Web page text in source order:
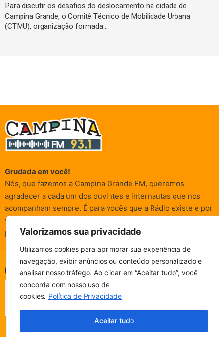
Valorizamos sua privacidade
Utilizamos cookies para aprimorar sua experiência de
navegação, exibir anúncios ou conteúdo personalizado e
analisar nosso tráfego. Ao clicar em “Aceitar tudo”, você
concorda com nosso uso de
cookies. Política de Privacidade
Aceitar tudo
CAMPINA FM - AO VIVO
ESCUTE SEM PARAR!
Para discutir os desafios do deslocamento na cidade de
Campina Grande, o Comitê Técnico de Mobilidade Urbana
(CTMU), organização formada…
Grudada em você!
Nós, que fazemos a Campina Grande FM, queremos
agradecer a cada um dos ouvintes e internautas que nos
acompanham sempre. É para vocês que a Rádio existe e por
vocês que as informações (informativas, de entretenimento,
promocionais e de conscientização) são realizadas.
© Campina FM 1978 – 2026. Termos de Uso | Política de
Privacidade
Desenvolvido pela
rox Publicidade
Fala, ouvinte!